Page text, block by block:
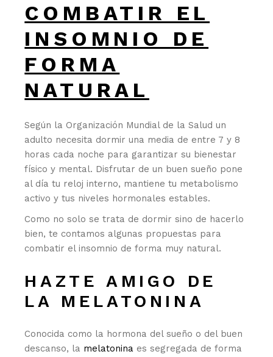
COMBATIR EL
INSOMNIO DE
FORMA
NATURAL
Según la Organización Mundial de la Salud un
adulto necesita dormir una media de entre 7 y 8
horas cada noche para garantizar su bienestar
físico y mental. Disfrutar de un buen sueño pone
al día tu reloj interno, mantiene tu metabolismo
activo y tus niveles hormonales estables.
Como no solo se trata de dormir sino de hacerlo
bien, te contamos algunas propuestas para
combatir el insomnio de forma muy natural.
HAZTE AMIGO DE
LA MELATONINA
Conocida como la hormona del sueño o del buen
descanso, la melatonina es segregada de forma